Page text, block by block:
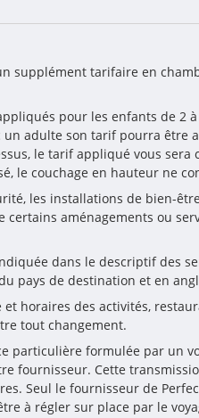
supplément tarifaire en
pour les enfants de 2
un adulte son tarif pourra
le tarif appliqué vous
le couchage en hauteur ne
les installations de bien-
certains aménagements ou
dans le descriptif des
pays de destination et en
horaires des activités,
tout changement.
particulière formulée par un
fournisseur. Cette
Seul le fournisseur de
à régler sur place par le